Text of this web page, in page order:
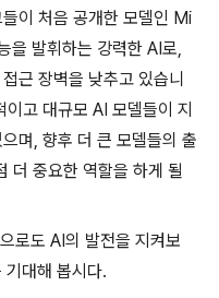
이 처음 공개한 모델인 Mi
을 발휘하는 강력한 AI로,
근 장벽을 낮추고 있습니
고 대규모 AI 모델들이 지
며, 향후 더 큰 모델들의 출
더 중요한 역할을 하게 될
로도 AI의 발전을 지켜보
대해 봅시다.